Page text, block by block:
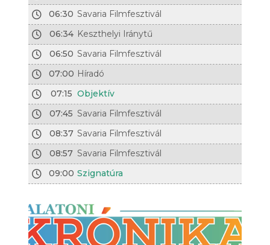
06:30 Savaria Filmfesztivál
06:34 Keszthelyi Iránytű
06:50 Savaria Filmfesztivál
07:00 Híradó
07:15 Objektív
07:45 Savaria Filmfesztivál
08:37 Savaria Filmfesztivál
08:57 Savaria Filmfesztivál
09:00 Szignatúra